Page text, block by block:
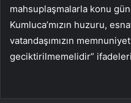
mahsuplaşmalarla konu
Kumluca’mızın huzuru,
vatandaşımızın
geciktirilmemelidir”